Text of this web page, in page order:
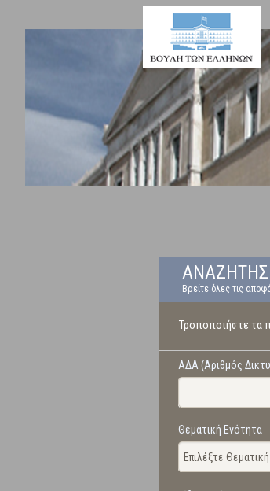
Βρείτε όλες τις
Τροποποιήστε τα
ΑΔΑ (Αριθμός
Θεματική Ενότητα
Επιλέξτε